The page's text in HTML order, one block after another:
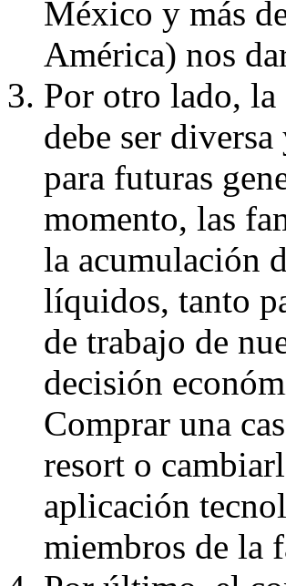
México y más
América) nos
Por otro lado, la
debe ser
para futuras
momento, las
la acumulación
líquidos, tanto
de trabajo de
decisión
Comprar una
resort o
aplicación
miembros de la